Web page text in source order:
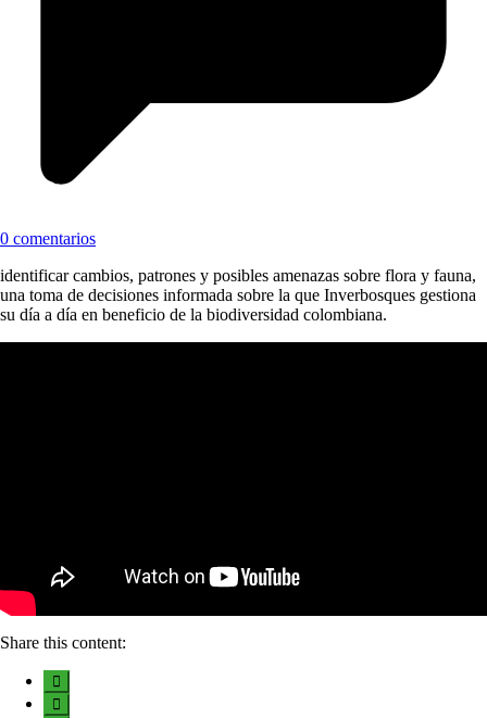
0 comentarios
identificar cambios, patrones y posibles amenazas sobre flora y fauna,
una toma de decisiones informada sobre la que Inverbosques gestiona
su día a día en beneficio de la biodiversidad colombiana.
Share this content: